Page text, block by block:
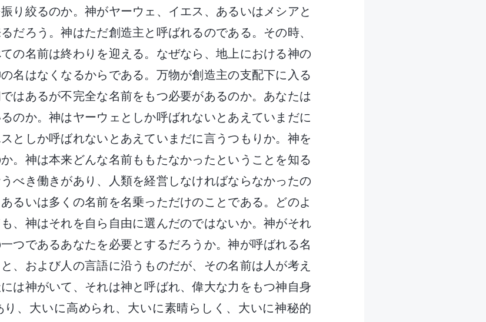
り絞るのか。神がヤーウェ、イエス、あるいはメシアと
だろう。神はただ創造主と呼ばれるのである。その時、
の名前は終わりを迎える。なぜなら、地上における神の
名はなくなるからである。万物が創造主の支配下に入る
はあるが不完全な名前をもつ必要があるのか。あなたは
のか。神はヤーウェとしか呼ばれないとあえていまだに
としか呼ばれないとあえていまだに言うつもりか。神を
。神は本来どんな名前ももたなかったということを知る
べき働きがあり、人類を経営しなければならなかったの
るいは多くの名前を名乗っただけのことである。どのよ
、神はそれを自ら自由に選んだのではないか。神がそれ
つであるあなたを必要とするだろうか。神が呼ばれる名
、および人の言語に沿うものだが、その名前は人が考え
は神がいて、それは神と呼ばれ、偉大な力をもつ神自身
、大いに高められ、大いに素晴らしく、大いに神秘的